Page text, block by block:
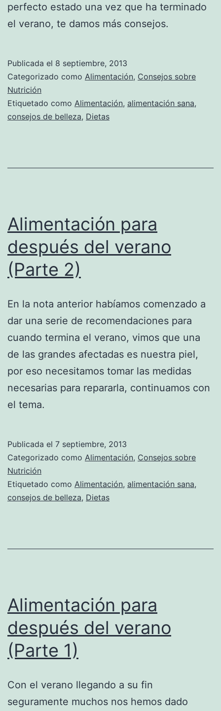
perfecto estado una vez que ha terminado
el verano, te damos más consejos.
Publicada el 8 septiembre, 2013
Categorizado como Alimentación, Consejos sobre
Nutrición
Etiquetado como Alimentación, alimentación sana,
consejos de belleza, Dietas
Alimentación para
después del verano
(Parte 2)
En la nota anterior habíamos comenzado a
dar una serie de recomendaciones para
cuando termina el verano, vimos que una
de las grandes afectadas es nuestra piel,
por eso necesitamos tomar las medidas
necesarias para repararla, continuamos con
el tema.
Publicada el 7 septiembre, 2013
Categorizado como Alimentación, Consejos sobre
Nutrición
Etiquetado como Alimentación, alimentación sana,
consejos de belleza, Dietas
Alimentación para
después del verano
(Parte 1)
Con el verano llegando a su fin
seguramente muchos nos hemos dado